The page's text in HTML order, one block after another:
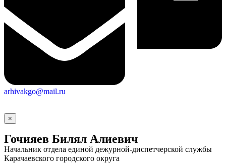
arhivakgo@mail.ru
×
Гочияев Билял Алиевич
Начальник отдела единой дежурной-диспетчерской службы
Карачаевского городского округа